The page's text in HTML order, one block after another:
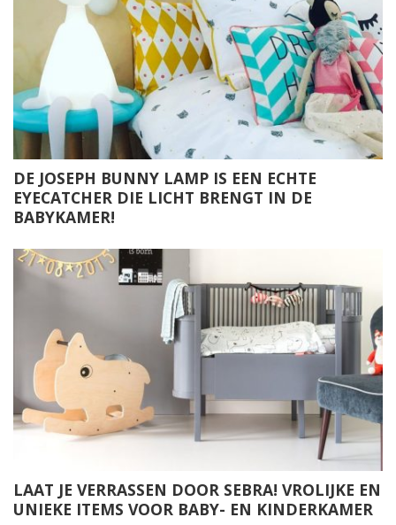
DE JOSEPH BUNNY LAMP IS EEN ECHTE
EYECATCHER DIE LICHT BRENGT IN DE
BABYKAMER!
LAAT JE VERRASSEN DOOR SEBRA! VROLIJKE EN
UNIEKE ITEMS VOOR BABY- EN KINDERKAMER